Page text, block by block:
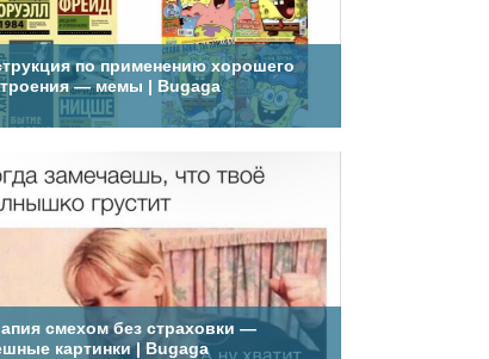
по применению хорошего
— мемы | Bugaga
смехом без страховки —
картинки | Bugaga